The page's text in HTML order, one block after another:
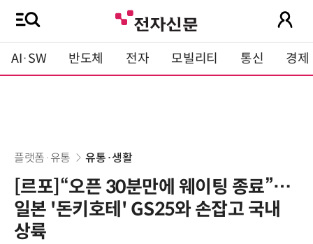
AI·SW 반도체 전자 모빌리티 통신 경제
플랫폼·유통 유통·생활
[르포]“오픈 30분만에 웨이팅 종료”…
일본 '돈키호테' GS25와 손잡고 국내
상륙